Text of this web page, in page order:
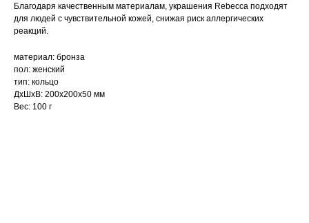
Благодаря качественным материалам, украшения Rebecca подходят
для людей с чувствительной кожей, снижая риск аллергических
реакций.
материал: бронза
пол: женский
тип: кольцо
ДxШxВ: 200x200x50 мм
Вес: 100 г